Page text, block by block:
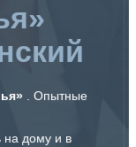
. Опытные
дому и в